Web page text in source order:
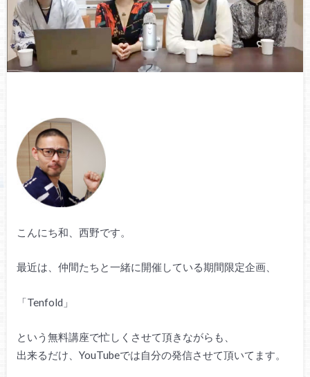
こんにち和、西野です。
最近は、仲間たちと一緒に開催している期間限定企画、
「Tenfold」
という無料講座で忙しくさせて頂きながらも、
出来るだけ、YouTubeでは自分の発信させて頂いてます。